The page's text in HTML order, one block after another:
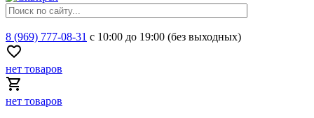
8 (969) 777-08-31 с 10:00 до 19:00 (без выходных)
нет товаров
нет товаров